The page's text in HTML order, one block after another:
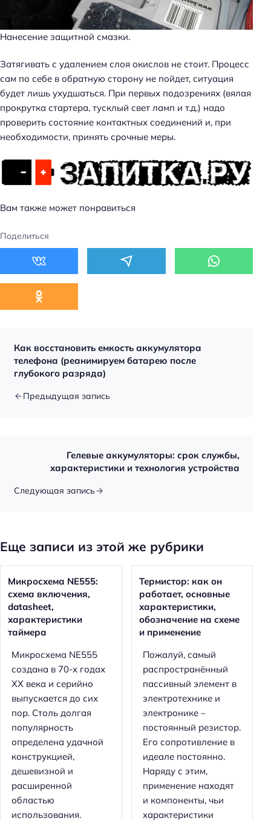
Нанесение защитной смазки.
Затягивать с удалением слоя окислов не стоит. Процесс
сам по себе в обратную сторону не пойдет, ситуация
будет лишь ухудшаться. При первых подозрениях (вялая
прокрутка стартера, тусклый свет ламп и т.д.) надо
проверить состояние контактных соединений и, при
необходимости, принять срочные меры.
Вам также может понравиться
Поделиться
Как восстановить емкость аккумулятора
телефона (реанимируем батарею после
глубокого разряда)
Предыдущая запись
Гелевые аккумуляторы: срок службы,
характеристики и технология устройства
Следующая запись
Еще записи из этой же рубрики
Микросхема NE555:
схема включения,
datasheet,
характеристики
таймера
Микросхема NE555
создана в 70-х годах
XX века и серийно
выпускается до сих
пор. Столь долгая
популярность
определена удачной
конструкцией,
дешевизной и
расширенной
областью
использования.
Термистор: как он
работает, основные
характеристики,
обозначение на схеме
и применение
Пожалуй, самый
распространённый
пассивный элемент в
электротехнике и
электронике –
постоянный резистор.
Его сопротивление в
идеале постоянно.
Наряду с этим,
применение находят
и компоненты, чьи
характеристики